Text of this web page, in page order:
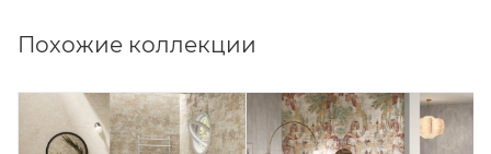
Похожие коллекции